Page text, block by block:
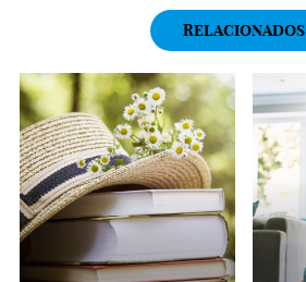
RELACIONADOS